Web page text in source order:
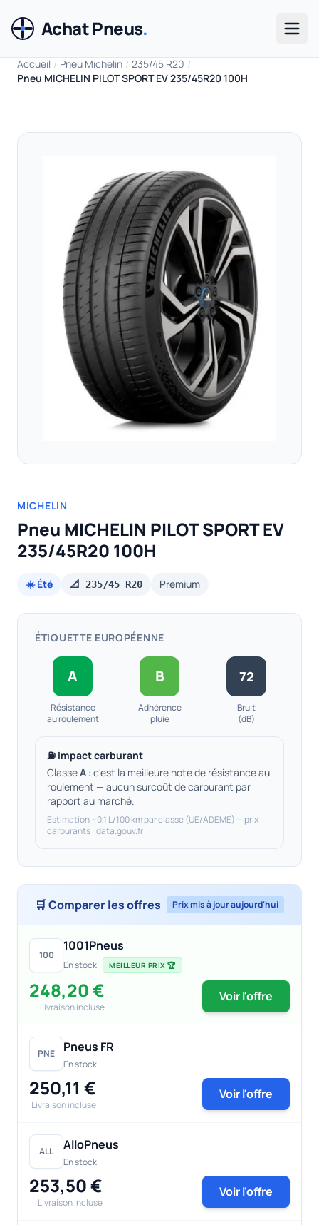
Achat Pneus.
Accueil / Pneu Michelin / 235/45 R20 /
Pneu MICHELIN PILOT SPORT EV 235/45R20 100H
MICHELIN
Pneu MICHELIN PILOT SPORT EV
235/45R20 100H
☀️ Été 📐 235/45 R20 Premium
ÉTIQUETTE EUROPÉENNE
A
Résistance
au roulement
B
Adhérence
pluie
72
Bruit
(dB)
⛽ Impact carburant
ClasseA : c'est la meilleure note de résistance au
roulement — aucun surcoût de carburant par
rapport au marché.
Estimation ~0,1 L/100 km par classe (UE/ADEME) — prix
carburants : data.gouv.fr
🛒 Comparer les offres Prix mis à jour aujourd'hui
100
1001Pneus
En stock MEILLEUR PRIX 🏆
248,20 €
Livraison incluse
Voir l'offre
PNE Pneus FR
En stock
250,11 €
Livraison incluse
Voir l'offre
ALL AlloPneus
En stock
253,50 €
Livraison incluse
Voir l'offre